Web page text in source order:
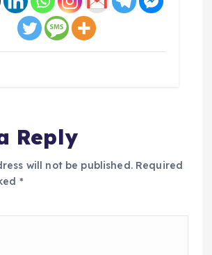
Reply
will not be published. Required
*